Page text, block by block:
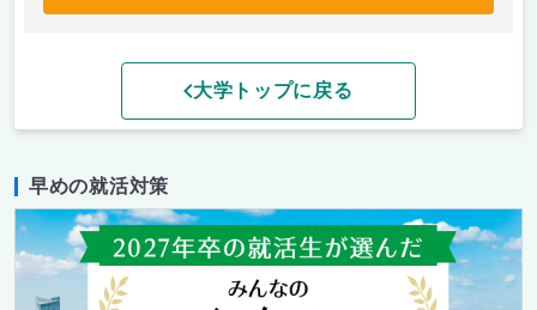
大学トップに戻る
早めの就活対策